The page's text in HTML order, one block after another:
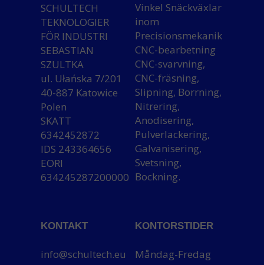
Vinkel Snäckväxlar
inom
Precisionsmekanik
CNC-bearbetning
CNC-svarvning,
CNC-fräsning,
Slipning, Borrning,
Nitrering,
Anodisering,
Pulverlackering,
Galvanisering,
Svetsning,
Bockning.
KONTORSTIDER
Måndag-Fredag
SCHULTECH
TEKNOLOGIER
FÖR INDUSTRI
SEBASTIAN
SZULTKA
ul. Ułańska 7/201
40-887 Katowice
Polen
SKATT
6342452872
IDS 243364656
EORI
634245287200000
KONTAKT
info@schultech.eu